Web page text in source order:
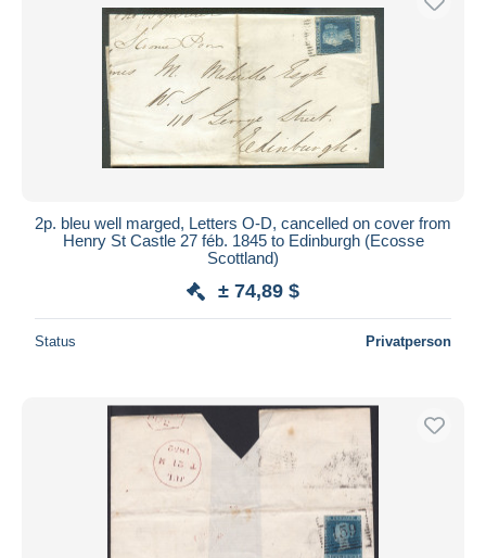
Grossbritannien
1840-1901 Victoria
Twopence Blue, Geschn.
Briefe u. Dokumente
Auktionen mit Geboten
Auktionen ohne Gebote
Auktionshäuser
Verkauft
Alle Laufzeiten
Endet in Stunde(n)
Von $
Zahlungsmethoden
PayPal
Banküberweisung
2p. bleu well marged, Letters O-D, cancelled on cover from
Henry St Castle 27 féb. 1845 to Edinburgh (Ecosse
Scottland)
± 74,89 $
Status Privatperson